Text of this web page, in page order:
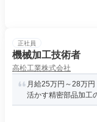
正社員
機械加工技術者
高松工業株式会社
月給25万円～28万
活かす精密部品加工